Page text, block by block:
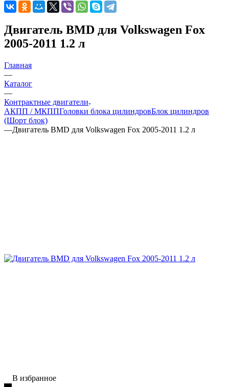
Двигатель BMD для Volkswagen Fox
2005-2011 1.2 л
Главная
—
Каталог
—
Контрактные двигатели
АКПП / МКППГоловки блока цилиндровБлок цилиндров
(Шорт блок)
—Двигатель BMD для Volkswagen Fox 2005-2011 1.2 л
В избранное